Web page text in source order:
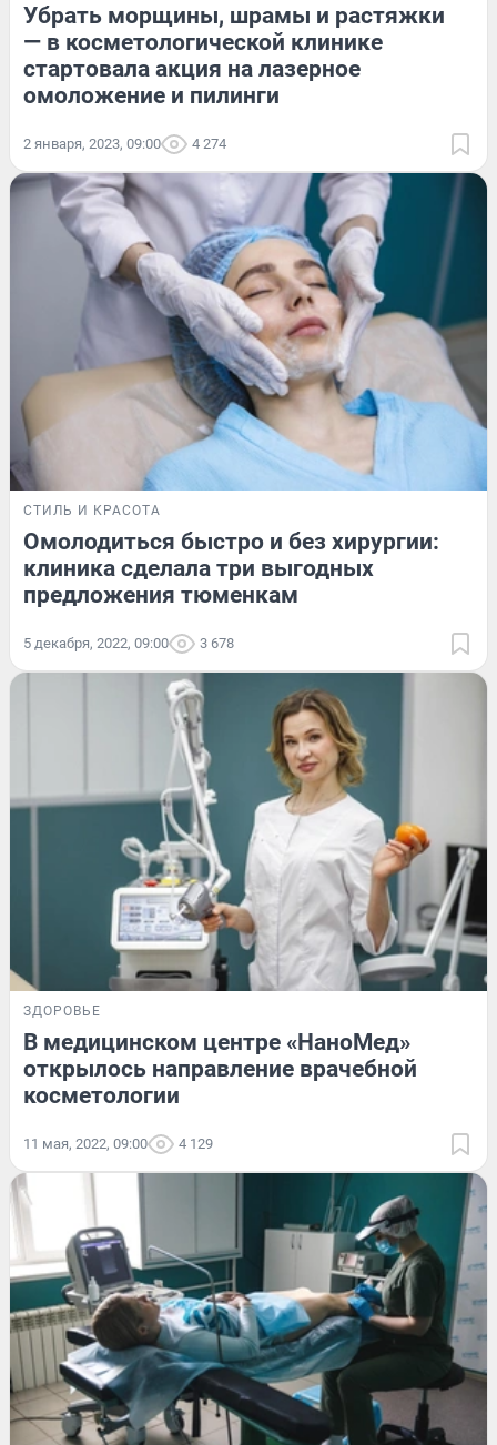
Убрать морщины, шрамы и растяжки
— в косметологической клинике
стартовала акция на лазерное
омоложение и пилинги
2 января, 2023, 09:00 4 274
СТИЛЬ И КРАСОТА
Омолодиться быстро и без хирургии:
клиника сделала три выгодных
предложения тюменкам
5 декабря, 2022, 09:00 3 678
ЗДОРОВЬЕ
В медицинском центре «НаноМед»
открылось направление врачебной
косметологии
11 мая, 2022, 09:00 4 129